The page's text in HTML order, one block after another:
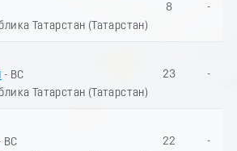
Татарстан (Татарстан)
8 -
- ВС
Татарстан (Татарстан)
23 -
ВС
22 -